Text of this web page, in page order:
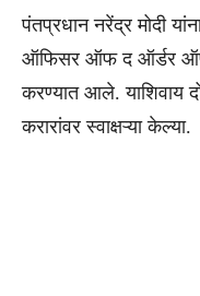
पंतप्रधान नरेंद्र मोदी
ऑफिसर ऑफ द ऑर्डर ऑफ
करण्यात आले. याशिवाय
करारांवर स्वाक्षऱ्या केल्या.